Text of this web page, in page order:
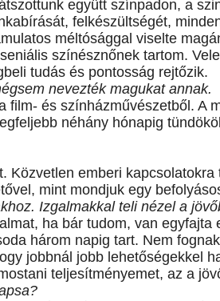
együtt színpadon, a
felkészültségét,
méltósággal viselte
színésznőnek tartom.
tudás és pontosság rejtőzik.
nevezték magukat annak.
film- és színházművészetből. A
néhány hónapig
Közvetlen emberi
mint mondjuk egy
Izgalmakkal teli nézel a
ha bár tudom, van egyfajta
három napig tart. Nem
jobbnál jobb lehetőségekkel
teljesítményemet, az a